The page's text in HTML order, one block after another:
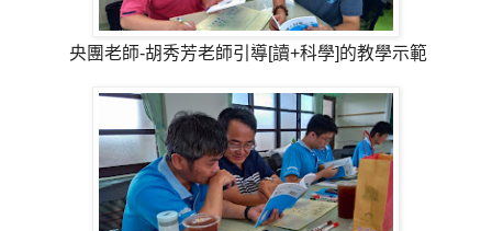
央團老師-胡秀芳老師引導[讀+科學]的教學示範